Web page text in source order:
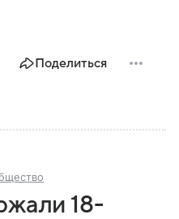
Поделиться
18-